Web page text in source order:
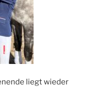
liegt wieder